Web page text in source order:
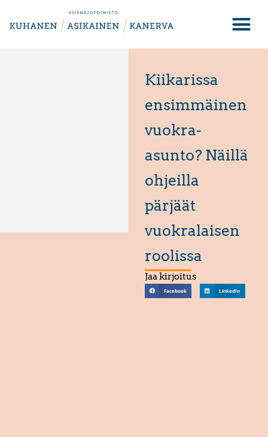
Kiikarissa
ensimmäinen
vuokra-
asunto? Näillä
ohjeilla
pärjäät
vuokralaisen
roolissa
Jaa kirjoitus
Facebook LinkedIn